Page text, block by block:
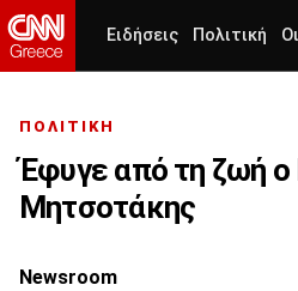
Ειδήσεις Πολιτική
ΠΟΛΙΤΙΚΗ
Έφυγε από τη ζωή ο
Μητσοτάκης
Newsroom